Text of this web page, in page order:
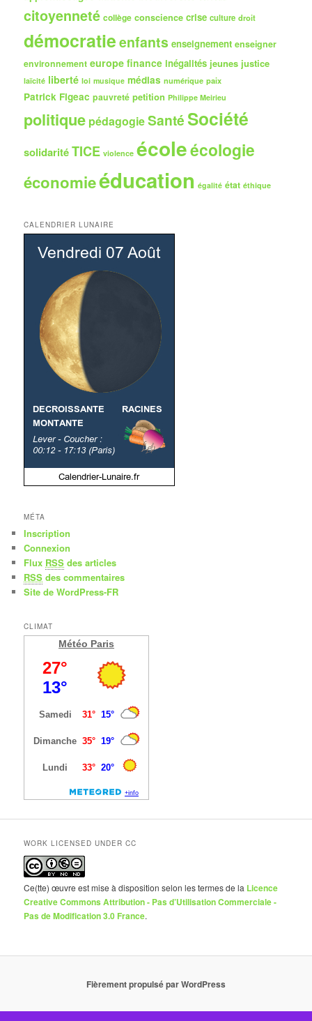
citoyenneté collège conscience crise culture droit
démocratieenfants enseignement enseigner
environnement europe finance inégalités jeunes justice
laïcité liberté loi musique médias numérique paix
Patrick Figeac pauvreté petition Philippe Meirieu
politique pédagogieSantéSociété
solidaritéTICE violence écoleécologie
économieéducation égalité état éthique
CALENDRIER LUNAIRE
MÉTA
Inscription
Connexion
Flux RSS des articles
RSS des commentaires
Site de WordPress-FR
CLIMAT
Météo Paris
WORK LICENSED UNDER CC
Ce(tte) œuvre est mise à disposition selon les termes de la Licence
Creative Commons Attribution - Pas d’Utilisation Commerciale -
Pas de Modification 3.0 France.
Fièrement propulsé par WordPress